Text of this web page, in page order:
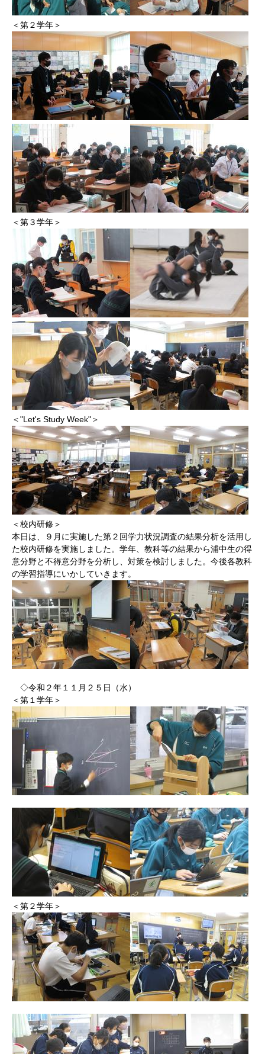
＜第２学年＞
＜第３学年＞
＜"Let's Study Week"＞
＜校内研修＞
本日は、９月に実施した第２回学力状況調査の結果分析を活用し
た校内研修を実施しました。学年、教科等の結果から浦中生の得
意分野と不得意分野を分析し、対策を検討しました。今後各教科
の学習指導にいかしていきます。
◇令和２年１１月２５日（水）
＜第１学年＞
＜第２学年＞